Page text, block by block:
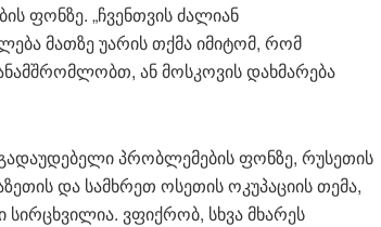
ფონზე. „ჩვენთვის ძალიან
მათზე უარის თქმა იმიტომ, რომ
ან მოსკოვის დახმარება
პრობლემების ფონზე, რუსეთის
და სამხრეთ ოსეთის ოკუპაციის თემა,
სირცხვილია. ვფიქრობ, სხვა მხარეს